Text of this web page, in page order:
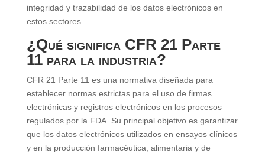
integridad y trazabilidad de los datos electrónicos en
estos sectores.
¿Qué significa CFR 21 Parte
11 para la industria?
CFR 21 Parte 11 es una normativa diseñada para
establecer normas estrictas para el uso de firmas
electrónicas y registros electrónicos en los procesos
regulados por la FDA. Su principal objetivo es garantizar
que los datos electrónicos utilizados en ensayos clínicos
y en la producción farmacéutica, alimentaria y de